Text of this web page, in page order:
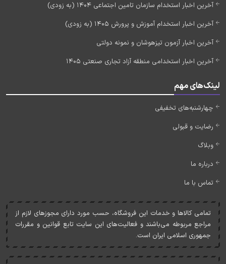
آخرین اخبار استخدام سازمان تامین اجتماعی 1404 (به زودی)
آخرین اخبار استخدام آموزش و پرورش 1405 (به زودی)
آخرین اخبار آزمون تیزهوشان و نمونه دولتی
آخرین اخبار استخدامی منطقه آزاد تجاری صنعتی 1405
لینک‌های مهم
چهارشنبه‌های تخفیفی
رضایت و قبولی
وبلاگ
درباره ما
تماس با ما
تمامی کالاها و خدمات اين فروشگاه، حسب مورد دارای مجوزهای لازم از
مراجع مربوطه می‌باشند و فعاليت‌های اين سايت تابع قوانين و مقررات
جمهوری اسلامی ايران است.